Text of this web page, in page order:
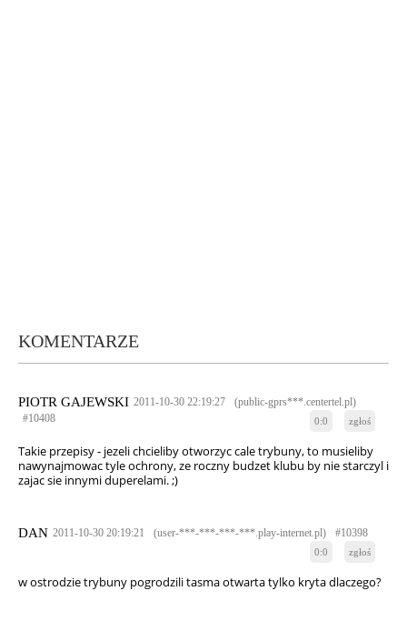
KOMENTARZE
PIOTR GAJEWSKI 2011-10-30 22:19:27
(public-gprs***.centertel.pl)
#10408
0:0 zgłoś
Takie przepisy - jezeli chcieliby otworzyc cale trybuny, to musieliby
nawynajmowac tyle ochrony, ze roczny budzet klubu by nie starczyl i
zajac sie innymi duperelami. ;)
DAN 2011-10-30 20:19:21 (user-***-***-***-***.play-internet.pl) #10398
0:0 zgłoś
w ostrodzie trybuny pogrodzili tasma otwarta tylko kryta dlaczego?